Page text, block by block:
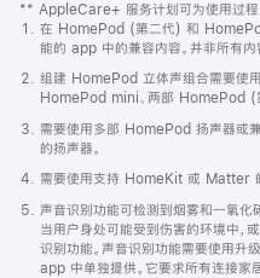
窗
口
中
打
开)
** AppleCare+ 服务计划可为使用过程
在 HomePod (第二代) 和
能的 app 中的兼容内容。并非所有内
组建 HomePod 立体声组合需要使
HomePod mini、两部 HomePod (
需要使用多部 HomePod 扬声器或
的扬声器。
需要使用支持 HomeKit 或 Matter 的
声音识别功能可检测到烟雾和一氧化
当用户身处可能受到伤害的环境中，
识别功能。声音识别功能需要使用升
app 中单独提供。它要求所有连接